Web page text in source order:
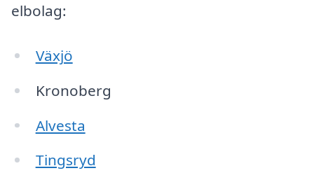
elbolag:
Växjö
Kronoberg
Alvesta
Tingsryd